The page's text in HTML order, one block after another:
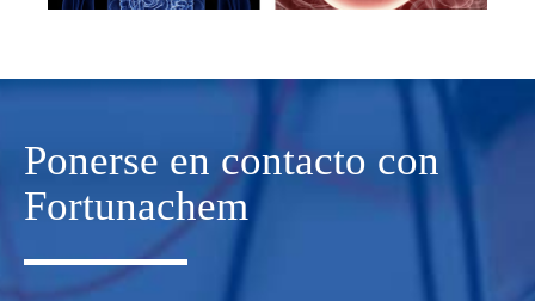
Ponerse en contacto con
Fortunachem